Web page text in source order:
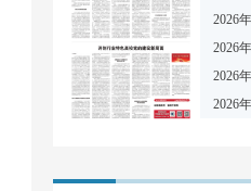
2026
2026
2026
2026